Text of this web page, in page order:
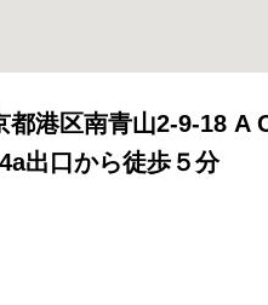
港区南青山2-9-18 A
出口から徒歩５分